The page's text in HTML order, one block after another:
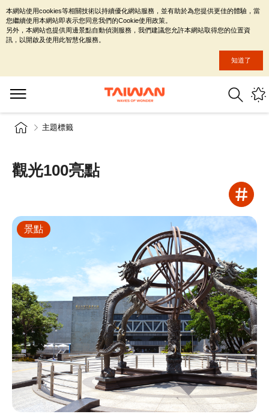
主題標籤
觀光100亮點
景點
本網站使用cookies等相關技術以持續優化網站服務，並有助於為您提供更佳的體驗，當
您繼續使用本網站即表示您同意我們的Cookie使用政策。
另外，本網站也提供周邊景點自動偵測服務，我們建議您允許本網站取得您的位置資
訊，以開啟及使用此智慧化服務。
知道了